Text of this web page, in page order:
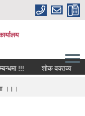
स्थानीय शोक विदा सम्बन्धमा !!! शोक वक्तव्य
।।।